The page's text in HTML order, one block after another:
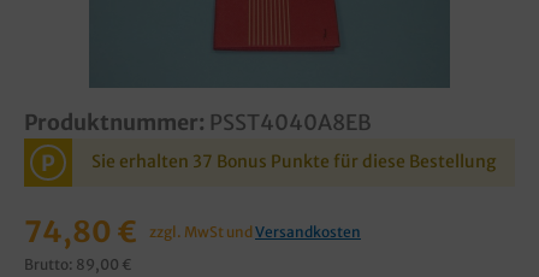
Produktnummer: PSST4040A8EB
P Sie erhalten 37 Bonus Punkte für diese Bestellung
74,80 € zzgl. MwSt undVersandkosten
Brutto: 89,00 €